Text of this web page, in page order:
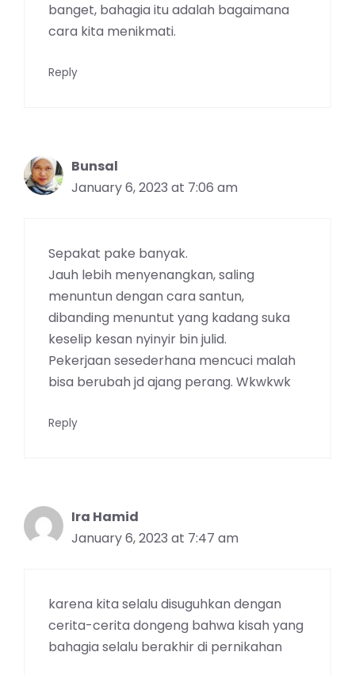
banget, bahagia itu adalah bagaimana
cara kita menikmati.
Reply
Bunsal
January 6, 2023 at 7:06 am
Sepakat pake banyak.
Jauh lebih menyenangkan, saling
menuntun dengan cara santun,
dibanding menuntut yang kadang suka
keselip kesan nyinyir bin julid.
Pekerjaan sesederhana mencuci malah
bisa berubah jd ajang perang. Wkwkwk
Reply
Ira Hamid
January 6, 2023 at 7:47 am
karena kita selalu disuguhkan dengan
cerita-cerita dongeng bahwa kisah yang
bahagia selalu berakhir di pernikahan